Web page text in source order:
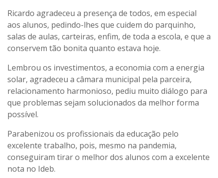
Ricardo agradeceu a presença de todos, em especial
aos alunos, pedindo-lhes que cuidem do parquinho,
salas de aulas, carteiras, enfim, de toda a escola, e que a
conservem tão bonita quanto estava hoje.
Lembrou os investimentos, a economia com a energia
solar, agradeceu a câmara municipal pela parceira,
relacionamento harmonioso, pediu muito diálogo para
que problemas sejam solucionados da melhor forma
possível.
Parabenizou os profissionais da educação pelo
excelente trabalho, pois, mesmo na pandemia,
conseguiram tirar o melhor dos alunos com a excelente
nota no Ideb.